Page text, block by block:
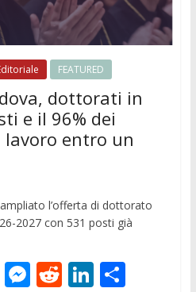
FEATURED
dottorati in
e il 96% dei
entro un
l’offerta di dottorato
2027 con 531 posti già
M R Li C